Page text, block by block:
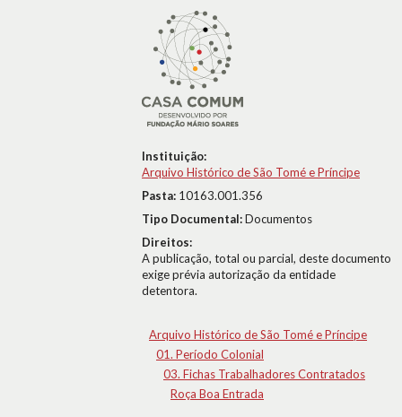
Instituição:
Arquivo Histórico de São Tomé e Príncipe
Pasta: 10163.001.356
Tipo Documental:Documentos
Direitos:
A publicação, total ou parcial, deste documento
exige prévia autorização da entidade
detentora.
Arquivo Histórico de São Tomé e Príncipe
01. Período Colonial
03. Fichas Trabalhadores Contratados
Roça Boa Entrada